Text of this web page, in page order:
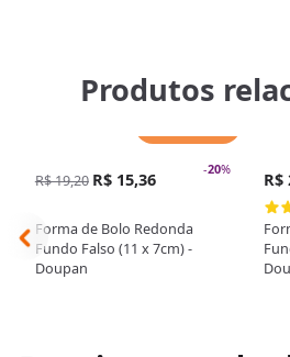
Produtos
-20%
R$ 19,20 R$ 15,36
Forma de Bolo Redonda
Fundo Falso (11 x 7cm) -
Doupan
R$